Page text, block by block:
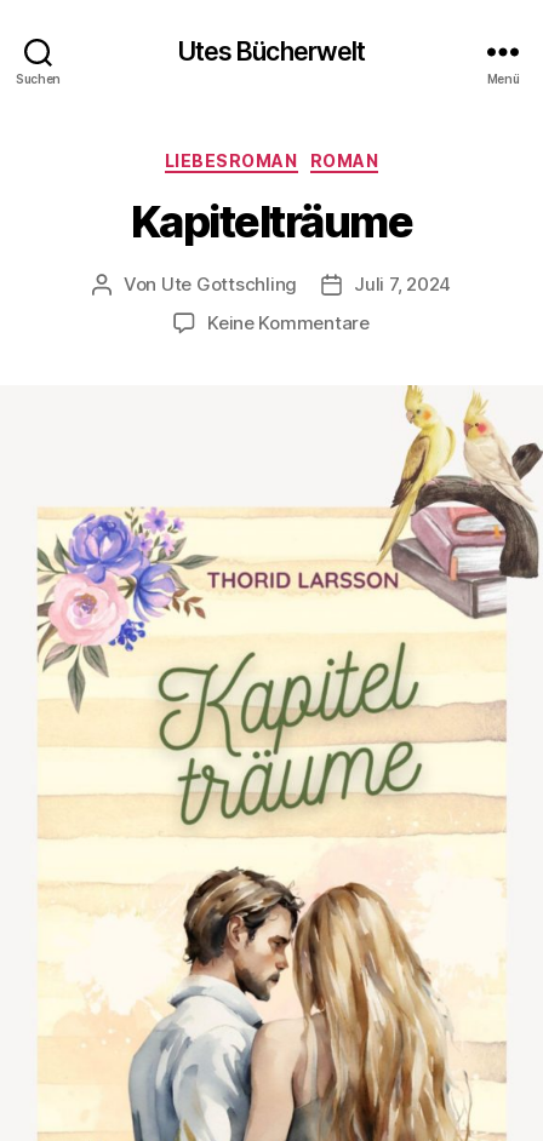
Suchen
Utes Bücherwelt
Menü
Kategorien
LIEBESROMAN ROMAN
Kapitelträume
Beitragsautor
Von Ute Gottschling Veröffentlichungsdatum
Juli 7, 2024
Keine Kommentarezu